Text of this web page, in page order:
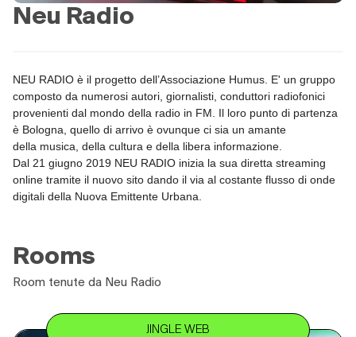
Neu Radio
NEU RADIO è il progetto dell’Associazione Humus E' un gruppo
composto da numerosi autori, giornalisti, conduttori radiofonici
provenienti dal mondo della radio in FM. Il loro punto di partenza
è Bologna , quello di arrivo è ovunque ci sia un amante
della musica , della cultura e della libera informazione
Dal 21 giugno 2019 NEU RADIO inizia la sua diretta streaming
online tramite il nuovo sito dando il via al costante flusso di onde
digitali della Nuova Emittente Urbana
Rooms
Room tenute da Neu Radio
JINGLE WEB